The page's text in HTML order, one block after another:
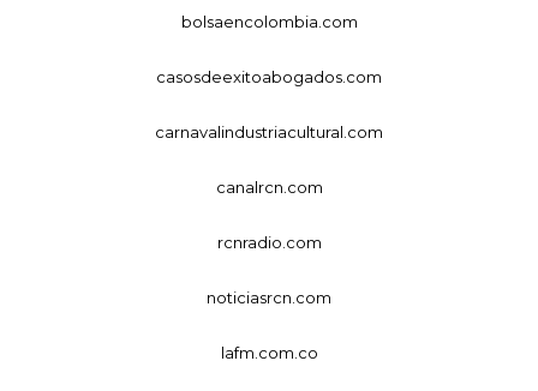
bolsaencolombia.com
casosdeexitoabogados.com
carnavalindustriacultural.com
canalrcn.com
rcnradio.com
noticiasrcn.com
lafm.com.co